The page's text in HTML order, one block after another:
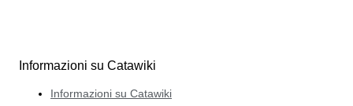
Informazioni su Catawiki
Informazioni su Catawiki